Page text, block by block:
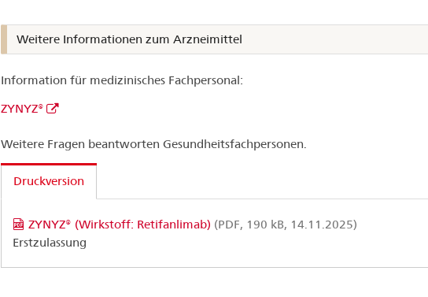
Weitere Informationen zum Arzneimittel
Information für medizinisches Fachpersonal:
ZYNYZ®
Weitere Fragen beantworten Gesundheitsfachpersonen.
Druckversion
ZYNYZ® (Wirkstoff: Retifanlimab) (PDF, 190 kB, 14.11.2025)
Erstzulassung